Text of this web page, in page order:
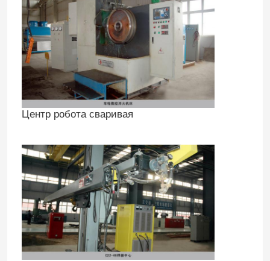
Дом
Продукты
О нас
Центр робота сваривая